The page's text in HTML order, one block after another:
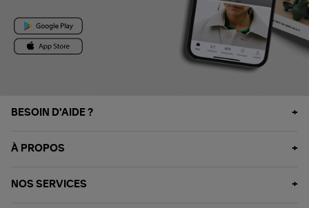
BESOIN D'AIDE ?
À PROPOS
NOS SERVICES